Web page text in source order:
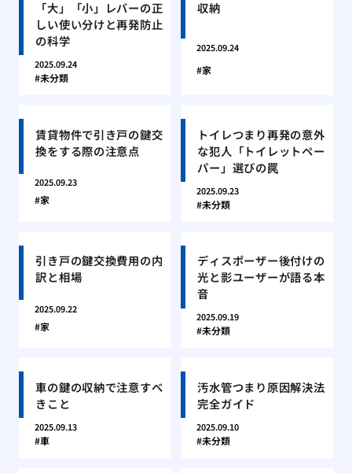
「大」「小」レバーの正
しい使い分けと再発防止
の科学
2025.09.24
未分類
収納
2025.09.24
家
賃貸物件で引き戸の鍵交
換をする際の注意点
2025.09.23
家
トイレつまり再発の意外
な犯人「トイレットペー
パー」選びの罠
2025.09.23
未分類
引き戸の鍵交換費用の内
訳と相場
2025.09.22
家
ディスポーザー後付けの
光と影ユーザーが語る本
音
2025.09.19
未分類
車の鍵の収納で注意すべ
きこと
2025.09.13
車
汚水管つまり原因解決法
完全ガイド
2025.09.10
未分類